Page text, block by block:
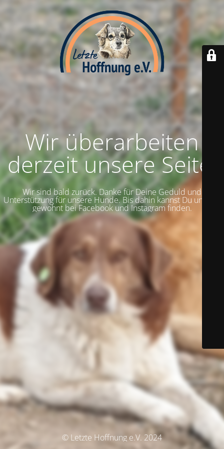
Wir überarbeiten
derzeit unsere Seite.
Wir sind bald zurück. Danke für Deine Geduld und
Unterstützung für unsere Hunde. Bis dahin kannst Du uns wie
gewohnt bei Facebook und Instagram finden.
© Letzte Hoffnung e.V. 2024